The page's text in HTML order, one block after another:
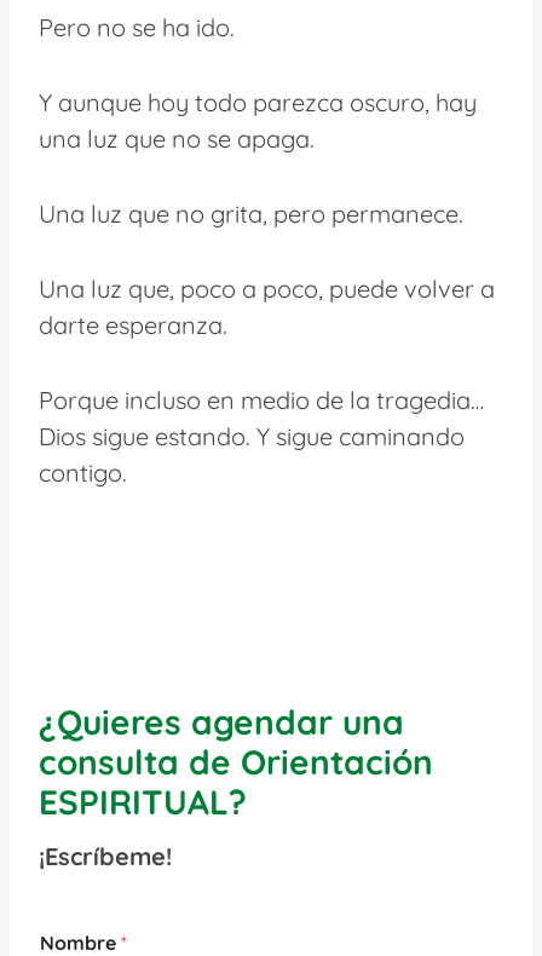
Pero no se ha ido.
Y aunque hoy todo parezca oscuro, hay
una luz que no se apaga.
Una luz que no grita, pero permanece.
Una luz que, poco a poco, puede volver a
darte esperanza.
Porque incluso en medio de la tragedia…
Dios sigue estando. Y sigue caminando
contigo.
¿Quieres agendar una
consulta de Orientación
ESPIRITUAL?
¡Escríbeme!
Nombre *